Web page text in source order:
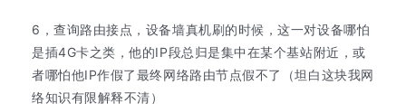
6，查询路由接点，设备墙真机刷的时候，这一对设备哪怕
是插4G卡之类，他的IP段总归是集中在某个基站附近，或
者哪怕他IP作假了最终网络路由节点假不了（坦白这块我网
络知识有限解释不清）